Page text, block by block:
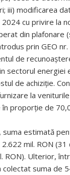
iii) modificarea
cu privire la
din plafonare
prin GEO
de
sectorul energiei
de achiziție.
la
în proporție de
suma estimată
mil. RON
RON). Ulterior,
suma de